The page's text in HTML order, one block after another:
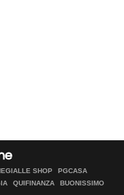
SHOP
PGCASA
QUIFINANZA
BUONISSIMO